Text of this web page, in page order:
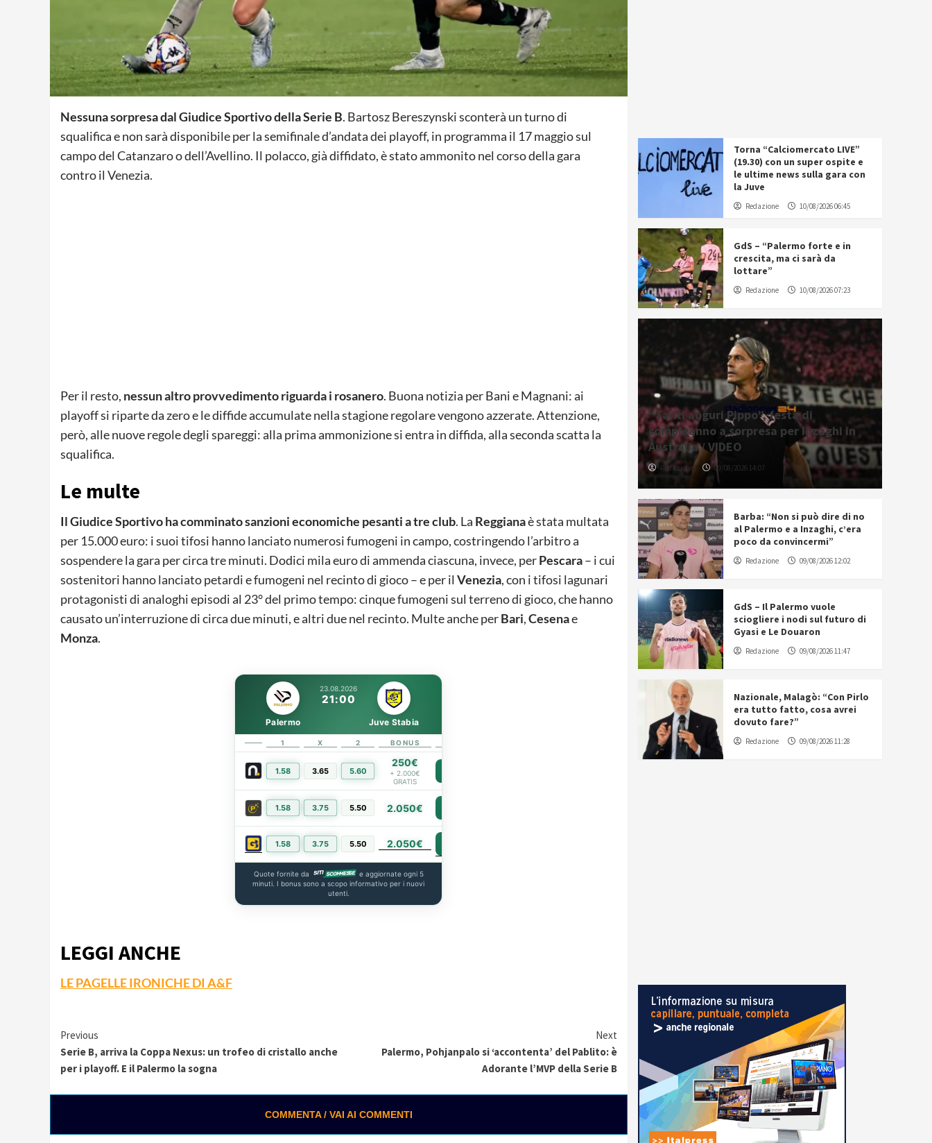
Nessuna sorpresa dal Giudice Sportivo della Serie B. Bartosz Bereszynski sconterà un turno di
squalifica e non sarà disponibile per la semifinale d’andata dei playoff, in programma il 17 maggio sul
campo del Catanzaro o dell’Avellino. Il polacco, già diffidato, è stato ammonito nel corso della gara
contro il Venezia.
Per il resto, nessun altro provvedimento riguarda i rosanero. Buona notizia per Bani e Magnani: ai
playoff si riparte da zero e le diffide accumulate nella stagione regolare vengono azzerate. Attenzione,
però, alle nuove regole degli spareggi: alla prima ammonizione si entra in diffida, alla seconda scatta la
squalifica.
Le multe
Il Giudice Sportivo ha comminato sanzioni economiche pesanti a tre club. La Reggianaè stata multata
per 15.000 euro: i suoi tifosi hanno lanciato numerosi fumogeni in campo, costringendo l’arbitro a
sospendere la gara per circa tre minuti. Dodici mila euro di ammenda ciascuna, invece, perPescara– i cui
sostenitori hanno lanciato petardi e fumogeni nel recinto di gioco – e per il Venezia, con i tifosi lagunari
protagonisti di analoghi episodi al 23° del primo tempo: cinque fumogeni sul terreno di gioco, che hanno
causato un’interruzione di circa due minuti, e altri due nel recinto. Multe anche perBari,Cesenae
Monza.
23.08.2026
21:00
Palermo Juve Stabia
1 X 2 BONUS
1.58 3.65 5.60
250€
+ 2.000€
GRATIS
1.58 3.75 5.50 2.050€
1.58 3.75 5.50 2.050€
Quote fornite da
e aggiornate ogni 5
minuti. I bonus sono a scopo informativo per i nuovi
utenti.
LEGGI ANCHE
LE PAGELLE IRONICHE DI A&F
Continue
Reading
Previous
Serie B, arriva la Coppa Nexus: un trofeo di cristallo anche
per i playoff. E il Palermo la sogna
Next
Palermo, Pohjanpalo si ‘accontenta’ del Pablito: è
Adorante l’MVP della Serie B
COMMENTA / VAI AI COMMENTI
Torna “Calciomercato LIVE”
(19.30) con un super ospite e
le ultime news sulla gara con
la Juve
Redazione 10/08/2026 06:45
GdS – “Palermo forte e in
crescita, ma ci sarà da
lottare”
Redazione 10/08/2026 07:23
“Tanti auguri Pippo”, festa di
compleanno a sorpresa per Inzaghi in
Australia / VIDEO
Redazione 09/08/2026 14:07
Barba: “Non si può dire di no
al Palermo e a Inzaghi, c’era
poco da convincermi”
Redazione 09/08/2026 12:02
GdS – Il Palermo vuole
sciogliere i nodi sul futuro di
Gyasi e Le Douaron
Redazione 09/08/2026 11:47
Nazionale, Malagò: “Con Pirlo
era tutto fatto, cosa avrei
dovuto fare?”
Redazione 09/08/2026 11:28